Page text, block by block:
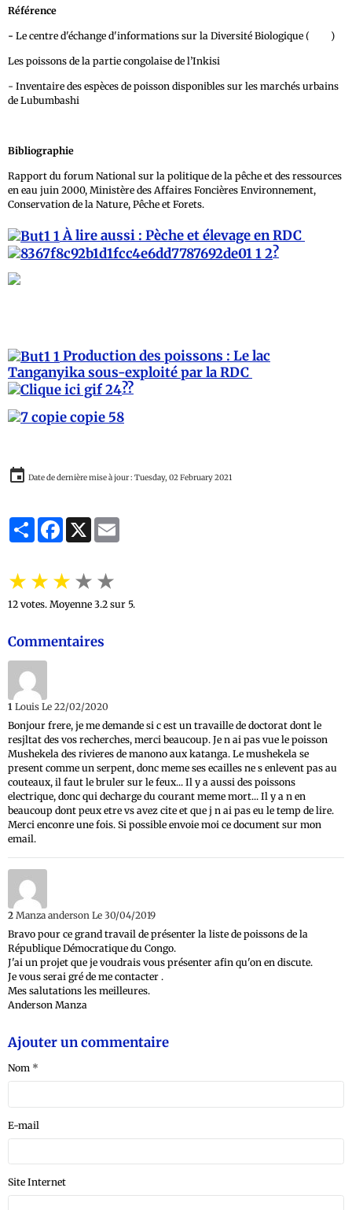
Référence
- Le centre d'échange d'informations sur la Diversité Biologique (CHM )
Les poissons de la partie congolaise de l’Inkisi
- Inventaire des espèces de poisson disponibles sur les marchés urbains
de Lubumbashi
Bibliographie
Rapport du forum National sur la politique de la pêche et des ressources
en eau juin 2000, Ministère des Affaires Foncières Environnement,
Conservation de la Nature, Pêche et Forets.
À lire aussi : Pèche et élevage en RDC
?
Production des poissons : Le lac
Tanganyika sous-exploité par la RDC
??
Date de dernière mise à jour : Tuesday, 02 February 2021
PartagerFacebook
X
★★★★★
12 votes. Moyenne 3.2 sur 5.
Commentaires
1 Louis Le 22/02/2020
Bonjour frere, je me demande si c est un travaille de doctorat dont le
resjltat des vos recherches, merci beaucoup. Je n ai pas vue le poisson
Mushekela des rivieres de manono aux katanga. Le mushekela se
present comme un serpent, donc meme ses ecailles ne s enlevent pas au
couteaux, il faut le bruler sur le feux... Il y a aussi des poissons
electrique, donc qui decharge du courant meme mort... Il y a n en
beaucoup dont peux etre vs avez cite et que j n ai pas eu le temp de lire.
Merci enconre une fois. Si possible envoie moi ce document sur mon
email.
2 Manza anderson Le 30/04/2019
Bravo pour ce grand travail de présenter la liste de poissons de la
République Démocratique du Congo.
J'ai un projet que je voudrais vous présenter afin qu'on en discute.
Je vous serai gré de me contacter .
Mes salutations les meilleures.
Anderson Manza
Ajouter un commentaire
Nom
E-mail
Site Internet